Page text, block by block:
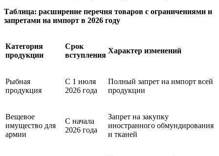
Таблица: расширение перечня товаров с ограничениями и
запретами на импорт в 2026 году
Категория
продукции
Срок
вступления
Характер изменений
Рыбная
продукция
С 1 июля
2026 года
Полный запрет на импорт всей
продукции
Вещевое
имущество для
армии
С начала
2026 года
Запрет на закупку
иностранного обмундирования
и тканей